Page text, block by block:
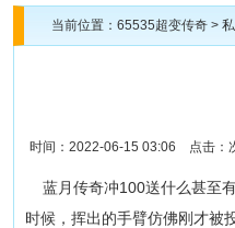
当前位置： 65535超变传奇 >
时间：2022-06-15 03:06 点击：
蓝月传奇冲100送什么甚至
时候，挥出的手臂仿佛刚才